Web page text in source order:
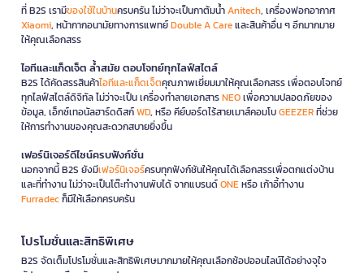
ที่ B2S เรามีของใช้ในบ้านครบครัน ไม่ว่าจะเป็นกาต้มน้ำAnitech, เครื่องฟอกอากาศ
Xiaomi, หน้ากากอนามัยทางการแพทย์Double A Careและสินค้าอื่น ๆ อีกมากมาย
ให้คุณเลือกสรร
ไอทีและแก็ดเจ็ต ล้ำสมัย ตอบโจทย์ทุกไลฟ์สไตล์
B2S ได้คัดสรรสินค้าไอทีและแก็ดเจ็ตคุณภาพเยี่ยมมาให้คุณเลือกสรร เพื่อตอบโจทย์
ทุกไลฟ์สไตล์ดิจิทัล ไม่ว่าจะเป็น เครื่องทำลายเอกสารNEOเพื่อความปลอดภัยของ
ข้อมูล, เอ็กซ์เทอนัลฮาร์ดดิสก์WD, หรือ คีย์บอร์ดไร้สายเมาส์คอมโบGEEZERที่ช่วย
ให้การทำงานของคุณสะดวกสบายยิ่งขึ้น
เฟอร์นิเจอร์ดีไซน์ครบฟังก์ชั่น
นอกจากนี้ B2S ยังมีเฟอร์นิเจอร์ครบทุกฟังก์ชันให้คุณได้เลือกสรรเพื่อตกแต่งบ้าน
และที่ทำงาน ไม่ว่าจะเป็นโต๊ะทำงานพับได้ จากแบรนด์ONEหรือ เก้าอี้ทำงาน
Furradecก็มีให้เลือกครบครัน
โปรโมชั่นและสิทธิพิเศษ
B2S จัดเต็มโปรโมชั่นและสิทธิพิเศษมากมายให้คุณเลือกช้อปออนไลน์ได้อย่างจุใจ